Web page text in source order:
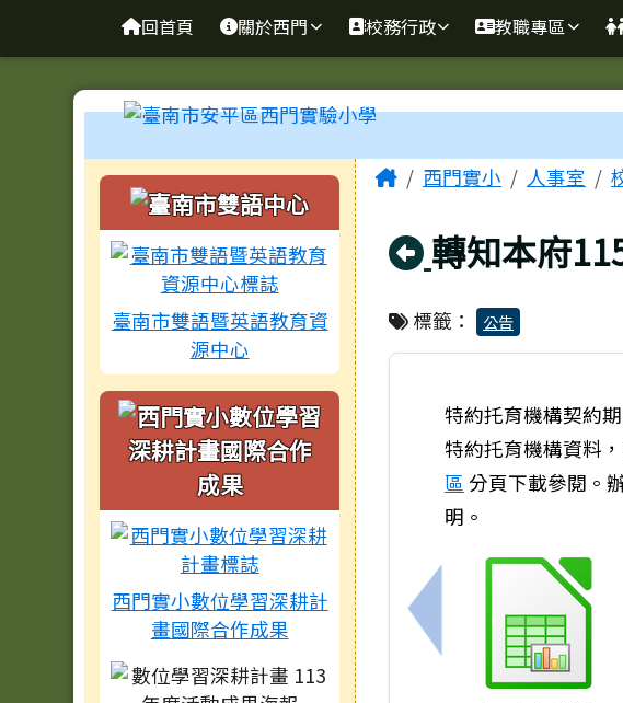
臺南市安平區西門實驗小學
回首頁 關於西門 校務行政 教職專區
工具列
左邊區域內容
臺南市雙語暨英語教育資
源中心
西門實小數位學習深耕計
畫國際合作成果
主內容區域
Home西門實小 人事室
回上頁
轉知本府
標籤： 公告
上一筆：中華民國116
特約托育機構契約
特約托育機構資料
區 分頁下載參閱。
明。
頁尾區域